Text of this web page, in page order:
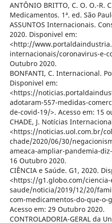
ANTÔNIO BRITTO, C. O. O.-R.
Medicamentos. 1ª. ed. São
ASSUNTOS Internacionais.
2020. Disponivel em:
<http://
internacionais/coronavirus-e-
Outubro 2020.
BONFANTI, C. Internacional.
Disponivel em:
<https://
adotaram-557-medidas-
de-covid-19/>. Acesso em: 15
CHADE, J. Notícias
<https://noticias.uol.com.br/
chade/2020/06/30/
ameaca-ampliar-pandemia-
16 Outubro 2020.
CIÊNCIA e Saúde. G1, 2020.
<https://g1.globo.com/ciencia-
saude/noticia/2019/12/20/
com-medicamentos-do-que-o-
Acesso em: 29 Outubro 2020.
CONTROLADORIA-GERAL da